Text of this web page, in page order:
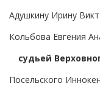
Адушкину Ирину
Кольбова Евгения
судьей
Посельского